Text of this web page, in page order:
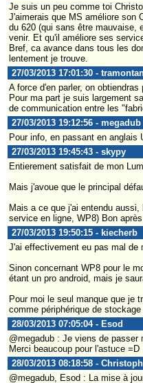
Je suis un peu comme toi
J'aimerais que MS améliore son
du 620 (qui sans être mauvaise,
venir. Et qu'il améliore ses
Bref, ca avance dans tous les
lentement je trouve.
27/03/2013 17:01:30 -
A force d'en parler, on
Pour ma part je suis largement
de communication entre les
27/03/2013 19:12:56 - megadub
Pour info, en passant en anglais
27/03/2013 19:45:43 - skypy
Entierement satisfait de mon
Mais j'avoue que le principal
Mais a ce que j'ai entendu
service en ligne, WP8) Bon
27/03/2013 19:50:15 - kiecherb
J'ai effectivement eu pas mal de
Sinon concernant WP8 pour le
étant un pro android, mais je
Pour moi le seul manque que je
comme périphérique de stockage
28/03/2013 07:05:04 - Esod
@megadub : Je viens de
Merci beaucoup pour l'astuce =D
28/03/2013 08:18:58 -
@megadub, Esod : La mise à